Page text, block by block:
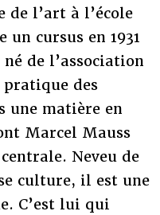
l’art à l’école
un cursus en 1931
de l’association
pratique des
une matière en
Marcel Mauss
Neveu de
culture, il est une
C’est lui qui